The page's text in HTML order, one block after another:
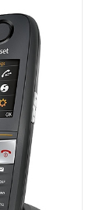
SL930
et
SL930A
:
les
téléphones
sans
fil
Android